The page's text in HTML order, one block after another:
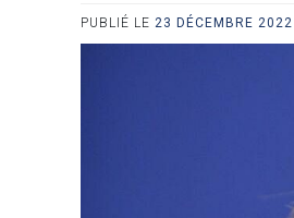
PUBLIÉ LE 23 DÉCEMBRE 2022